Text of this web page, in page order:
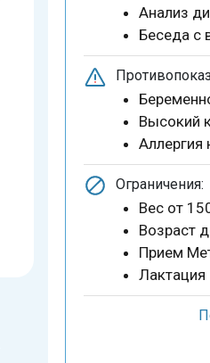
Анализ
Беседа с
Высокий
Аллергия
Ограничения:
Вес от
Возраст
Прием
Лактация